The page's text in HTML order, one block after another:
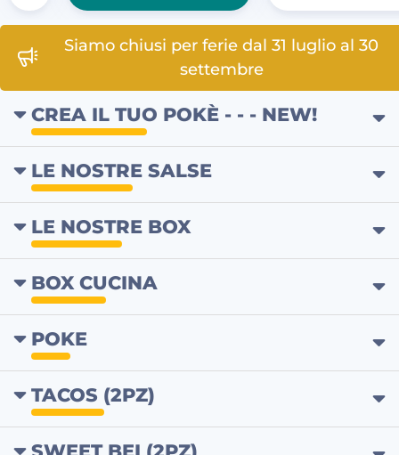
Siamo chiusi per ferie dal 31 luglio al 30
settembre
CREA IL TUO POKÈ - - - NEW!
LE NOSTRE SALSE
LE NOSTRE BOX
BOX CUCINA
POKE
TACOS (2PZ)